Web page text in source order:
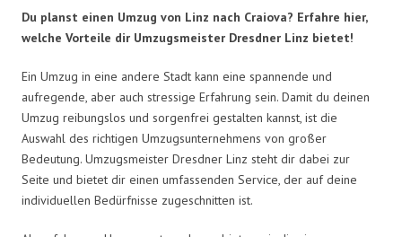
Du planst einen Umzug von Linz nach Craiova? Erfahre hier,
welche Vorteile dir Umzugsmeister Dresdner Linz bietet!
Ein Umzug in eine andere Stadt kann eine spannende und
aufregende, aber auch stressige Erfahrung sein. Damit du deinen
Umzug reibungslos und sorgenfrei gestalten kannst, ist die
Auswahl des richtigen Umzugsunternehmens von großer
Bedeutung. Umzugsmeister Dresdner Linz steht dir dabei zur
Seite und bietet dir einen umfassenden Service, der auf deine
individuellen Bedürfnisse zugeschnitten ist.